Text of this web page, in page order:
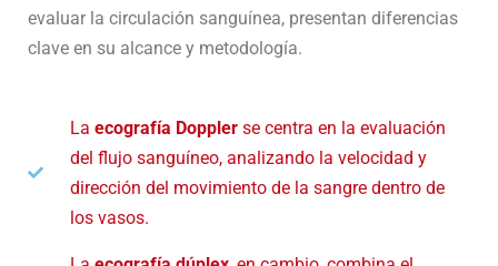
evaluar la circulación sanguínea, presentan diferencias
clave en su alcance y metodología.
La ecografía Doppler se centra en la evaluación
del flujo sanguíneo, analizando la velocidad y
dirección del movimiento de la sangre dentro de
los vasos.